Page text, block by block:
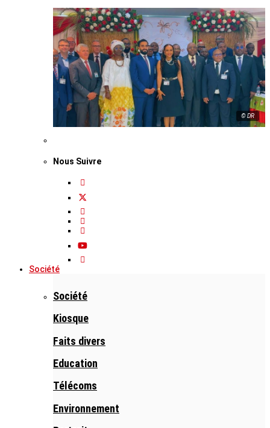
© DR
Nous Suivre
Société
Société
Kiosque
Faits divers
Education
Télécoms
Environnement